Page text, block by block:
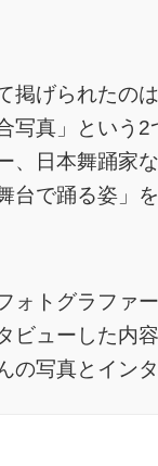
掲げられたの
写真」という
、日本舞踊家
台で踊る姿」
ォトグラファ
ビューした内
の写真とイン